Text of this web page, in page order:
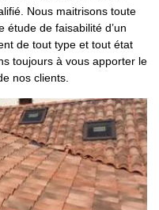
Nous maitrisons toute
étude de faisabilité d’un
de tout type et tout état
toujours à vous apporter le
nos clients.